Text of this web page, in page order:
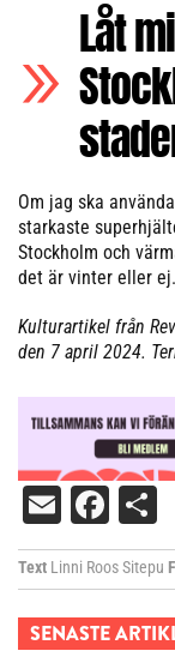
Låt
Om jag ska
starkaste
Stockholm och
det är vinter eller ej.
Kulturartikel från
den 7 april 2024.
Email
Text Linni Roos Sitepu
SENASTE